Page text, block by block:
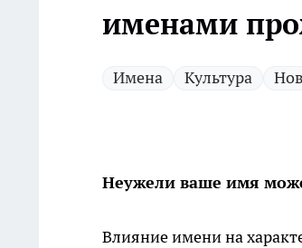
именами
Имена Культура
Неужели ваше имя
Влияние имени на